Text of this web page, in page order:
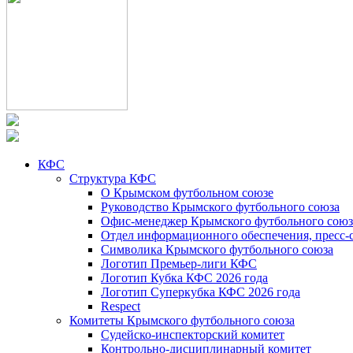
КФС
Структура КФС
О Крымском футбольном союзе
Руководство Крымского футбольного союза
Офис-менеджер Крымского футбольного
Отдел информационного обеспечения, пресс-
Символика Крымского футбольного союза
Логотип Премьер-лиги КФС
Логотип Кубка КФС 2026 года
Логотип Суперкубка КФС 2026 года
Respect
Комитеты Крымского футбольного союза
Судейско-инспекторский комитет
Контрольно-дисциплинарный комитет